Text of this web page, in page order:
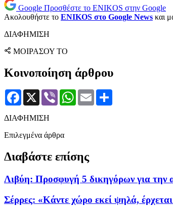
Google Προσθέστε το ENIKOS στην Google
Ακολουθήστε το ENIKOS στο Google News και
ΔΙΑΦΗΜΙΣΗ
ΜΟΙΡΑΣΟΥ ΤΟ
Κοινοποίηση άρθρου
Facebook
X Viber WhatsApp
Email
ΔΙΑΦΗΜΙΣΗ
Επιλεγμένα άρθρα
Διαβάστε επίσης
Λιβύη: Προσφυγή 5 δικηγόρων για την
Σέρρες: «Κάντε χώρο εκεί ψηλά,